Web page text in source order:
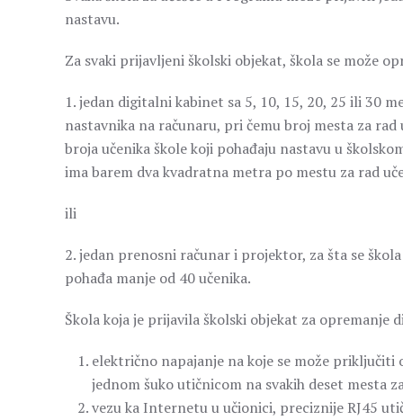
nastavu.
Za svaki prijavljeni školski objekat, škola se može
1. jedan digitalni kabinet sa 5, 10, 15, 20, 25 ili 30
nastavnika na računaru, pri čemu broj mesta za
broja učenika škole koji pohađaju nastavu u
ima barem dva kvadratna metra po mestu za rad
ili
2. jedan prenosni računar i projektor, za šta se
pohađa manje od 40 učenika.
Škola koja je prijavila školski objekat za
električno napajanje na koje se može priključiti
jednom šuko utičnicom na svakih deset mesta
vezu ka Internetu u učionici, preciznije RJ45